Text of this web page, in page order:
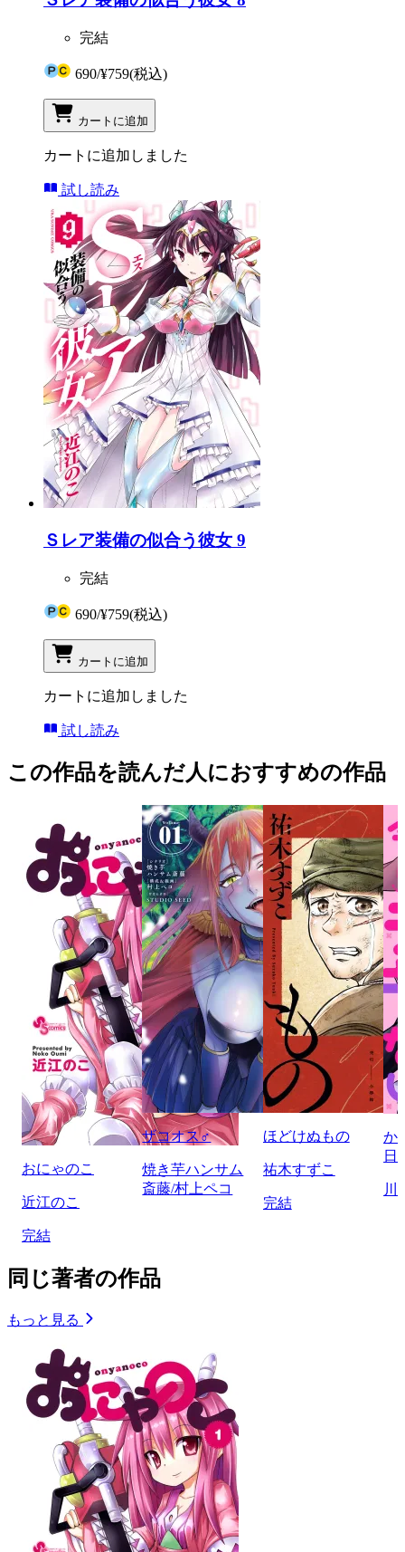
完結
690/¥759(税込)
カートに追加
カートに追加しました
試し読み
Ｓレア装備の似合う彼女 9
完結
690/¥759(税込)
カートに追加
カートに追加しました
試し読み
この作品を読んだ人におすすめの作品
おにゃのこ
近江のこ
完結
ザコオス♂
焼き芋ハンサム
斎藤/村上ペコ
ほどけぬもの
祐木すずこ
完結
か
日
川
同じ著者の作品
もっと見る